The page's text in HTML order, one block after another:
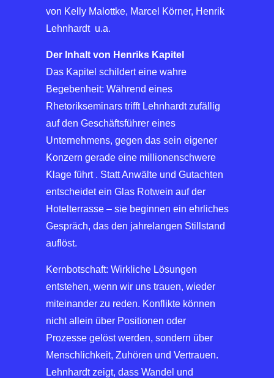
von Kelly Malottke, Marcel Körner, Henrik
Lehnhardt u.a.
Der Inhalt von Henriks Kapitel
Das Kapitel schildert eine wahre
Begebenheit: Während eines
Rhetorikseminars trifft Lehnhardt zufällig
auf den Geschäftsführer eines
Unternehmens, gegen das sein eigener
Konzern gerade eine millionenschwere
Klage führt . Statt Anwälte und Gutachten
entscheidet ein Glas Rotwein auf der
Hotelterrasse – sie beginnen ein ehrliches
Gespräch, das den jahrelangen Stillstand
auflöst.
Kernbotschaft: Wirkliche Lösungen
entstehen, wenn wir uns trauen, wieder
miteinander zu reden. Konflikte können
nicht allein über Positionen oder
Prozesse gelöst werden, sondern über
Menschlichkeit, Zuhören und Vertrauen.
Lehnhardt zeigt, dass Wandel und